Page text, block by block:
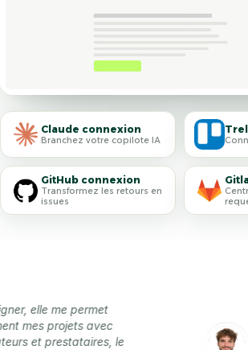
Claude connexion
Branchez votre copilote IA
GitHub connexion
Transformez les retours en
issues
me permet
projets avec
prestataires, le